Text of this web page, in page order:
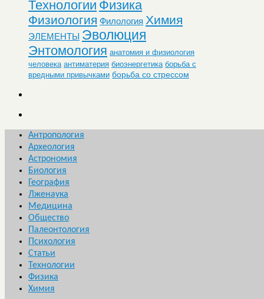
Технологии Физика
Физиология Филология Химия
ЭЛЕМЕНТЫ Эволюция
Энтомология анатомия и физиология
человека антиматерия биоэнергетика борьба с
вредными привычками борьба со стрессом
Антропология
Археология
Астрономия
Биология
География
Лженаука
Медицина
Общество
Палеонтология
Психология
Статьи
Технологии
Физика
Химия